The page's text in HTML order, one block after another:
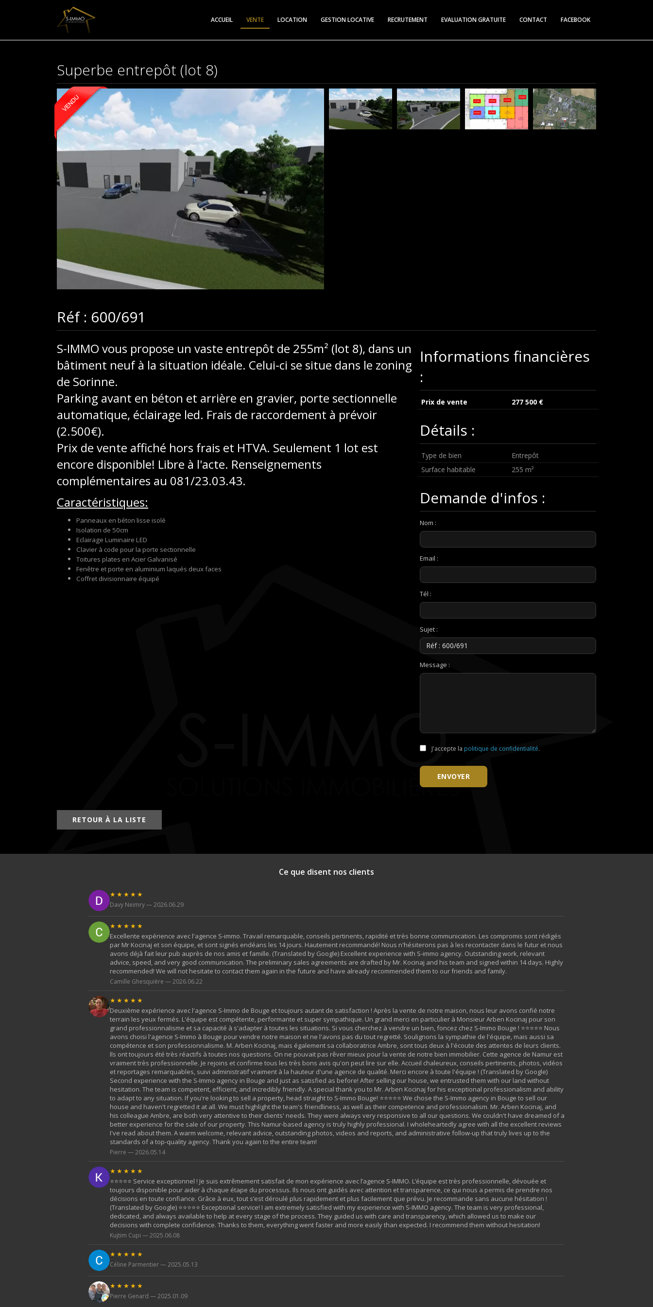
ACCUEIL VENTE LOCATION GESTION LOCATIVE RECRUTEMENT EVALUATION GRATUITE CONTACT FACEBOOK
Superbe entrepôt (lot 8)
Réf : 600/691
S-IMMO vous propose un vaste entrepôt de 255m² (lot 8), dans un
bâtiment neuf à la situation idéale. Celui-ci se situe dans le zoning
de Sorinne.
Parking avant en béton et arrière en gravier, porte sectionnelle
automatique, éclairage led. Frais de raccordement à prévoir
(2.500€).
Prix de vente affiché hors frais et HTVA. Seulement 1 lot est
encore disponible! Libre à l'acte. Renseignements
complémentaires au 081/23.03.43.
Caractéristiques:
Panneaux en béton lisse isolé
Isolation de 50cm
Eclairage Luminaire LED
Clavier à code pour la porte sectionnelle
Toitures plates en Acier Galvanisé
Fenêtre et porte en aluminium laqués deux faces
Coffret divisionnaire équipé
Informations financières
:
Prix de vente 277 500 €
Détails :
Type de bien
Entrepôt
Surface habitable
255 m²
Demande d'infos :
Nom :
Email :
Tél :
Sujet :
Message :
J'accepte la politique de confidentialité.
ENVOYER
RETOUR À LA LISTE
Ce que disent nos clients
★★★★★
Davy Neimry — 2026.06.29
★★★★★
Excellente expérience avec l'agence S-immo. Travail remarquable, conseils pertinents, rapidité et très bonne communication. Les compromis sont rédigés
par Mr Kocinaj et son équipe, et sont signés endéans les 14 jours. Hautement recommandé! Nous n'hésiterons pas à les recontacter dans le futur et nous
avons déjà fait leur pub auprès de nos amis et famille. (Translated by Google) Excellent experience with S-immo agency. Outstanding work, relevant
advice, speed, and very good communication. The preliminary sales agreements are drafted by Mr. Kocinaj and his team and signed within 14 days. Highly
recommended! We will not hesitate to contact them again in the future and have already recommended them to our friends and family.
Camille Ghesquière — 2026.06.22
★★★★★
Deuxième expérience avec l'agence S-Immo de Bouge et toujours autant de satisfaction ! Après la vente de notre maison, nous leur avons confié notre
terrain les yeux fermés. L'équipe est compétente, performante et super sympathique. Un grand merci en particulier à Monsieur Arben Kocinaj pour son
grand professionnalisme et sa capacité à s'adapter à toutes les situations. Si vous cherchez à vendre un bien, foncez chez S-Immo Bouge ! ⭐⭐⭐⭐⭐ Nous
avons choisi l'agence S-Immo à Bouge pour vendre notre maison et ne l'avons pas du tout regretté. Soulignons la sympathie de l'équipe, mais aussi sa
compétence et son professionnalisme. M. Arben Kocinaj, mais également sa collaboratrice Ambre, sont tous deux à l'écoute des attentes de leurs clients.
Ils ont toujours été très réactifs à toutes nos questions. On ne pouvait pas rêver mieux pour la vente de notre bien immobilier. Cette agence de Namur est
vraiment très professionnelle. Je rejoins et confirme tous les très bons avis qu'on peut lire sur elle. Accueil chaleureux, conseils pertinents, photos, vidéos
et reportages remarquables, suivi administratif vraiment à la hauteur d'une agence de qualité. Merci encore à toute l'équipe ! (Translated by Google)
Second experience with the S-Immo agency in Bouge and just as satisfied as before! After selling our house, we entrusted them with our land without
hesitation. The team is competent, efficient, and incredibly friendly. A special thank you to Mr. Arben Kocinaj for his exceptional professionalism and ability
to adapt to any situation. If you're looking to sell a property, head straight to S-Immo Bouge! ⭐⭐⭐⭐⭐ We chose the S-Immo agency in Bouge to sell our
house and haven't regretted it at all. We must highlight the team's friendliness, as well as their competence and professionalism. Mr. Arben Kocinaj, and
his colleague Ambre, are both very attentive to their clients' needs. They were always very responsive to all our questions. We couldn't have dreamed of a
better experience for the sale of our property. This Namur-based agency is truly highly professional. I wholeheartedly agree with all the excellent reviews
I've read about them. A warm welcome, relevant advice, outstanding photos, videos and reports, and administrative follow-up that truly lives up to the
standards of a top-quality agency. Thank you again to the entire team!
Pierre — 2026.05.14
★★★★★
⭐️⭐️⭐️⭐️⭐️ Service exceptionnel ! Je suis extrêmement satisfait de mon expérience avec l’agence S-IMMO. L’équipe est très professionnelle, dévouée et
toujours disponible pour aider à chaque étape du processus. Ils nous ont guidés avec attention et transparence, ce qui nous a permis de prendre nos
décisions en toute confiance. Grâce à eux, tout s’est déroulé plus rapidement et plus facilement que prévu. Je recommande sans aucune hésitation !
(Translated by Google) ⭐️⭐️⭐️⭐️⭐️ Exceptional service! I am extremely satisfied with my experience with S-IMMO agency. The team is very professional,
dedicated, and always available to help at every stage of the process. They guided us with care and transparency, which allowed us to make our
decisions with complete confidence. Thanks to them, everything went faster and more easily than expected. I recommend them without hesitation!
Kujtim Cupi — 2025.06.08
★★★★★
Céline Parmentier — 2025.05.13
★★★★★
Pierre Genard — 2025.01.09